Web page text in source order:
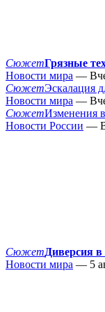
СюжетГрязные
Новости мира —
СюжетЭскалация
Новости мира —
СюжетИзменения
Новости России —
СюжетДиверсия в
Новости мира — 5